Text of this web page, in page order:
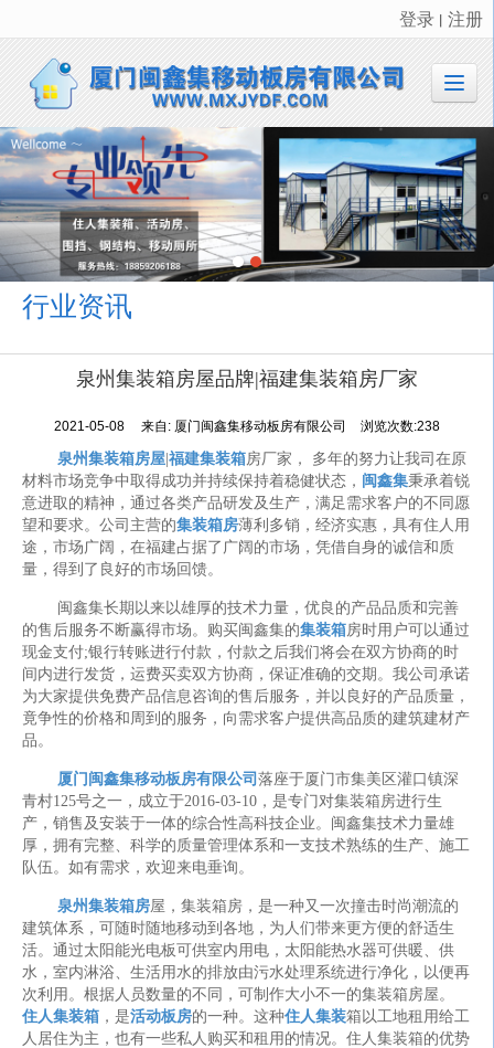
很遗憾，因您的浏览器版本过低导致无法获得最佳浏览体验，推荐下载安装谷歌浏览器！
登录 丨 注册
行业资讯
泉州集装箱房屋品牌|福建集装箱房厂家
2021-05-08 来自: 厦门闽鑫集移动板房有限公司 浏览次数:238
泉州集装箱房屋 福建集装箱房厂家， 多年的努力让我司在原
材料市场竞争中取得成功并持续保持着稳健状态， 闽鑫集秉承着锐
意进取的精神，通过各类产品研发及生产，满足需求客户的不同愿
望和要求。公司主营的集装箱房薄利多销，经济实惠，具有住人用
途，市场广阔，在福建占据了广阔的市场，凭借自身的诚信和质
量，得到了良好的市场回馈。
闽鑫集长期以来以雄厚的技术力量，优良的产品品质和完善
的售后服务不断赢得市场。购买闽鑫集的集装箱房时用户可以通过
现金支付;银行转账进行付款，付款之后我们将会在双方协商的时
间内进行发货，运费买卖双方协商，保证准确的交期。我公司承诺
为大家提供免费产品信息咨询的售后服务，并以良好的产品质量，
竟争性的价格和周到的服务，向需求客户提供高品质的建筑建材产
品。
厦门闽鑫集移动板房有限公司 落座于厦门市集美区灌口镇深
青村125号之一，成立于2016-03-10，是专门对集装箱房进行生
产，销售及安装于一体的综合性高科技企业。闽鑫集技术力量雄
厚，拥有完整、科学的质量管理体系和一支技术熟练的生产、施工
队伍。如有需求，欢迎来电垂询。
泉州集装箱房屋，集装箱房，是一种又一次撞击时尚潮流的
建筑体系，可随时随地移动到各地，为人们带来更方便的舒适生
活。通过太阳能光电板可供室内用电，太阳能热水器可供暖、供
水，室内淋浴、生活用水的排放由污水处理系统进行净化，以便再
次利用。根据人员数量的不同，可制作大小不一的集装箱房屋。
住人集装箱 ，是活动板房的一种。这种住人集装箱以工地租用给工
人居住为主，也有一些私人购买和租用的情况。住人集装箱的优势